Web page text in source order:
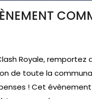
Royale,
de toute la
! Cet évènement